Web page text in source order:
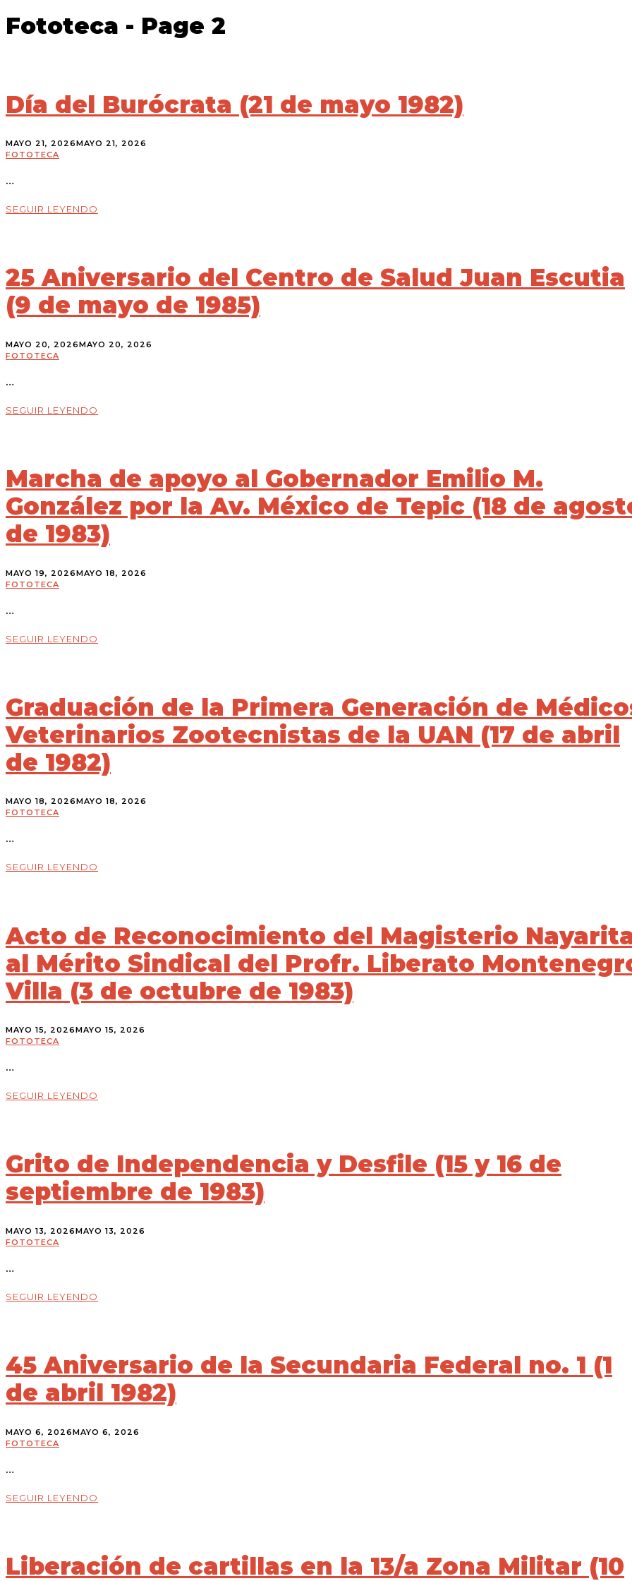
Fototeca - Page 2
Día del Burócrata (21 de mayo 1982)
MAYO 21, 2026MAYO 21, 2026
FOTOTECA
…
SEGUIR LEYENDO
25 Aniversario del Centro de Salud Juan Escutia
(9 de mayo de 1985)
MAYO 20, 2026MAYO 20, 2026
FOTOTECA
…
SEGUIR LEYENDO
Marcha de apoyo al Gobernador Emilio M.
González por la Av. México de Tepic (18 de
de 1983)
MAYO 19, 2026MAYO 18, 2026
FOTOTECA
…
SEGUIR LEYENDO
Graduación de la Primera Generación de
Veterinarios Zootecnistas de la UAN (17 de abril
de 1982)
MAYO 18, 2026MAYO 18, 2026
FOTOTECA
…
SEGUIR LEYENDO
Acto de Reconocimiento del Magisterio
al Mérito Sindical del Profr. Liberato
Villa (3 de octubre de 1983)
MAYO 15, 2026MAYO 15, 2026
FOTOTECA
…
SEGUIR LEYENDO
Grito de Independencia y Desfile (15 y 16 de
septiembre de 1983)
MAYO 13, 2026MAYO 13, 2026
FOTOTECA
…
SEGUIR LEYENDO
45 Aniversario de la Secundaria Federal no. 1 (1
de abril 1982)
MAYO 6, 2026MAYO 6, 2026
FOTOTECA
…
SEGUIR LEYENDO
Liberación de cartillas en la 13/a Zona Militar (10